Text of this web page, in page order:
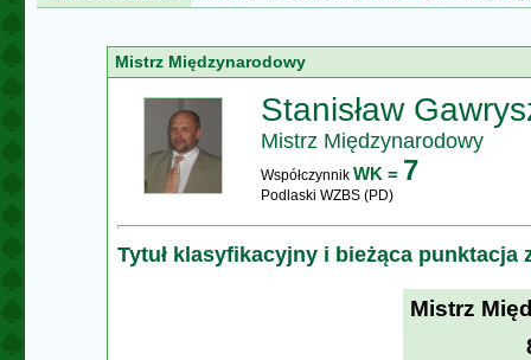
Mistrz Międzynarodowy
Stanisław
Mistrz Międzynarodowy
Współczynnik WK = 7
Podlaski WZBS (PD)
Tytuł klasyfikacyjny i bieżąca punktacja
Mistrz